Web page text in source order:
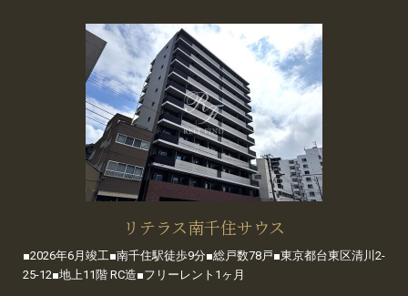
リテラス南千住サウス
■2026年6月竣工■南千住駅徒歩9分■総戸数78戸■東京都台東区清川2-
25-12■地上11階 RC造■フリーレント1ヶ月